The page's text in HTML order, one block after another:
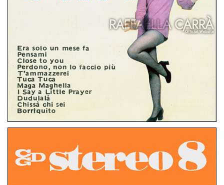
I SUCCESSI DI RAFFAELLA CARRA’